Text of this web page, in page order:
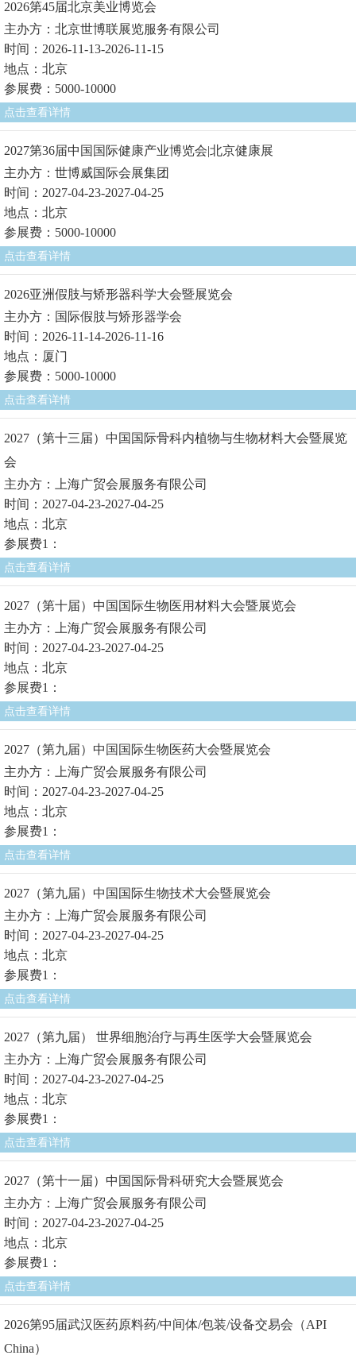
2026第45届北京美业博览会
主办方：北京世博联展览服务有限公司
时间：2026-11-13-2026-11-15
地点：北京
参展费：5000-10000
点击查看详情
2027第36届中国国际健康产业博览会|北京健康展
主办方：世博威国际会展集团
时间：2027-04-23-2027-04-25
地点：北京
参展费：5000-10000
点击查看详情
2026亚洲假肢与矫形器科学大会暨展览会
主办方：国际假肢与矫形器学会
时间：2026-11-14-2026-11-16
地点：厦门
参展费：5000-10000
点击查看详情
2027（第十三届）中国国际骨科内植物与生物材料大会暨展览
会
主办方：上海广贸会展服务有限公司
时间：2027-04-23-2027-04-25
地点：北京
参展费1：
点击查看详情
2027（第十届）中国国际生物医用材料大会暨展览会
主办方：上海广贸会展服务有限公司
时间：2027-04-23-2027-04-25
地点：北京
参展费1：
点击查看详情
2027（第九届）中国国际生物医药大会暨展览会
主办方：上海广贸会展服务有限公司
时间：2027-04-23-2027-04-25
地点：北京
参展费1：
点击查看详情
2027（第九届）中国国际生物技术大会暨展览会
主办方：上海广贸会展服务有限公司
时间：2027-04-23-2027-04-25
地点：北京
参展费1：
点击查看详情
2027（第九届） 世界细胞治疗与再生医学大会暨展览会
主办方：上海广贸会展服务有限公司
时间：2027-04-23-2027-04-25
地点：北京
参展费1：
点击查看详情
2027（第十一届）中国国际骨科研究大会暨展览会
主办方：上海广贸会展服务有限公司
时间：2027-04-23-2027-04-25
地点：北京
参展费1：
点击查看详情
2026第95届武汉医药原料药/中间体/包装/设备交易会（API
China）